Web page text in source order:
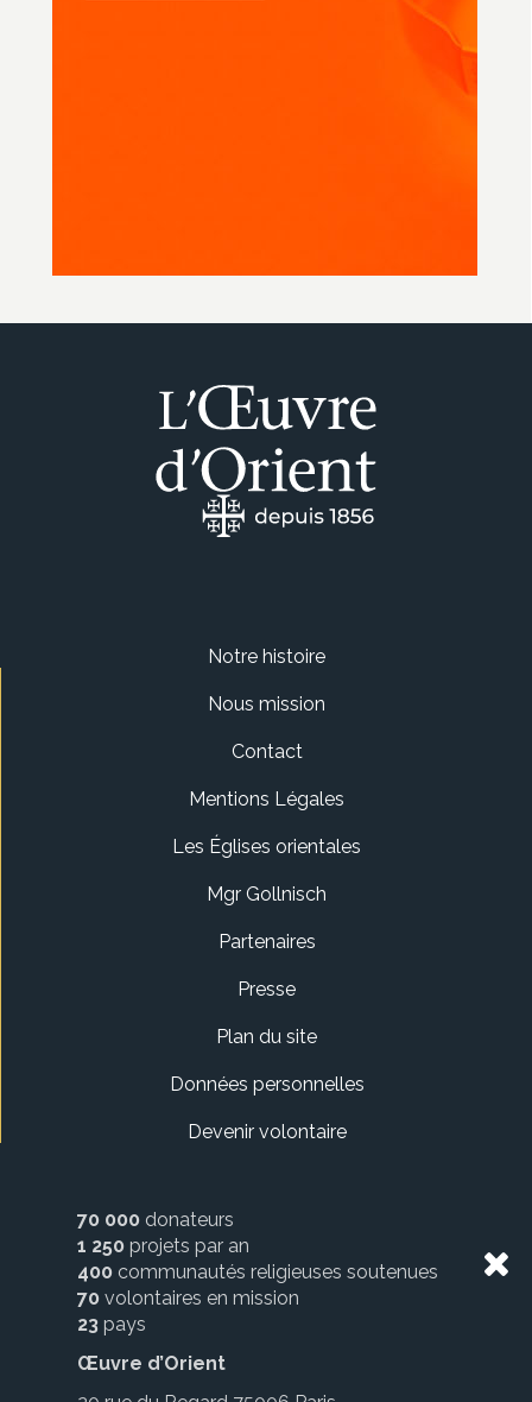
Notre histoire
Nous mission
Contact
Mentions Légales
Les Églises orientales
Mgr Gollnisch
Partenaires
Presse
Plan du site
Données personnelles
Devenir volontaire
70 000 donateurs
1 250 projets par an
400 communautés religieuses soutenues
70 volontaires en mission
23 pays
Œuvre d’Orient